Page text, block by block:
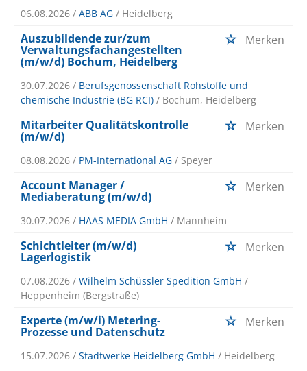
06.08.2026 / ABB AG / Heidelberg
Auszubildende zur/zum
Verwaltungsfachangestellten
(m/w/d) Bochum, Heidelberg
Merken
30.07.2026 / Berufsgenossenschaft Rohstoffe und
chemische Industrie (BG RCI) / Bochum, Heidelberg
Mitarbeiter Qualitätskontrolle
(m/w/d)
Merken
08.08.2026 / PM-International AG / Speyer
Account Manager /
Mediaberatung (m/w/d)
Merken
30.07.2026 / HAAS MEDIA GmbH / Mannheim
Schichtleiter (m/w/d)
Lagerlogistik
Merken
07.08.2026 / Wilhelm Schüssler Spedition GmbH /
Heppenheim (Bergstraße)
Experte (m/w/i) Metering-
Prozesse und Datenschutz
Merken
15.07.2026 / Stadtwerke Heidelberg GmbH / Heidelberg